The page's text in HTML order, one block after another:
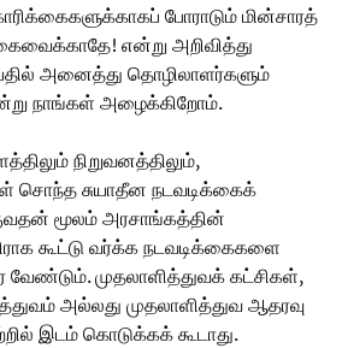
போராடும் மின்சாரத்
என்று அறிவித்து
அனைத்து தொழிலாளர்களும்
நாங்கள் அழைக்கிறோம்.
நிறுவனத்திலும்,
சொந்த சுயாதீன நடவடிக்கைக்
மூலம் அரசாங்கத்தின்
கூட்டு வர்க்க நடவடிக்கைகளை
முதலாளித்துவக் கட்சிகள்,
அல்லது முதலாளித்துவ ஆதரவு
இடம் கொடுக்கக் கூடாது.